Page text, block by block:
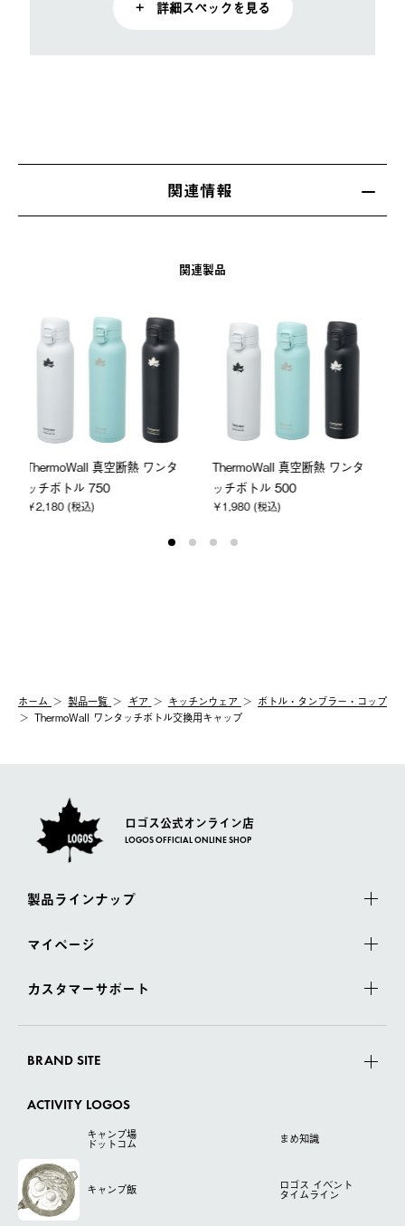
+ 詳細スペックを見る
関連情報
関連製品
ThermoWall 真空断熱 ワンタ
ッチボトル 350
ThermoWall 真空断熱 ワンタ
ッチボトル 200
ホーム 製品⼀覧 ギア キッチンウェア
ボトル・タンブラー・コップ
ThermoWall ワンタッチボトル交換用キャップ
ロゴス公式オンライン店
LOGOS OFFICIAL ONLINE SHOP
製品ラインナップ
マイページ
カスタマーサポート
BRAND SITE
ACTIVITY LOGOS
キャンプ場
ドットコム まめ知識
キャンプ飯 ロゴス イベント
タイムライン